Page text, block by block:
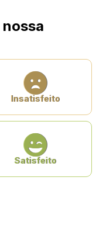
Insatisfeito
Satisfeito